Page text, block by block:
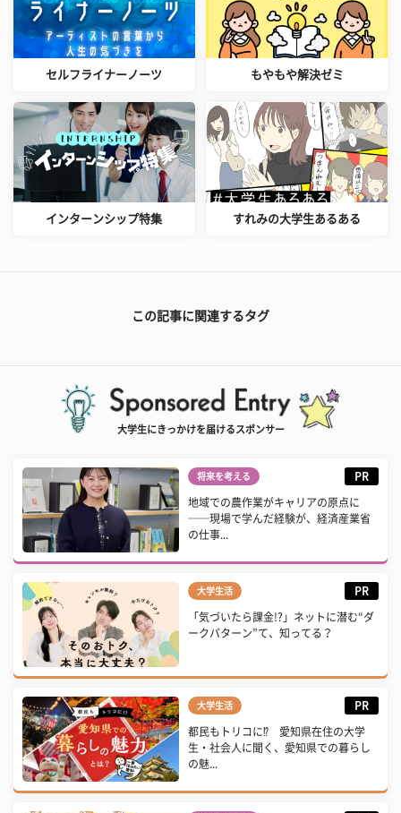
セルフライナーノーツ もやもや解決ゼミ
インターンシップ特集 すれみの大学生あるある
この記事に関連するタグ
大学生にきっかけを届けるスポンサー
将来を考える PR
地域での農作業がキャリアの原点に
──現場で学んだ経験が、経済産業省
の仕事...
大学生活 PR
「気づいたら課金!?」ネットに潜む“ダ
ークパターン”て、知ってる？
大学生活 PR
都民もトリコに⁉ 愛知県在住の大学
生・社会人に聞く、愛知県での暮らし
の魅...